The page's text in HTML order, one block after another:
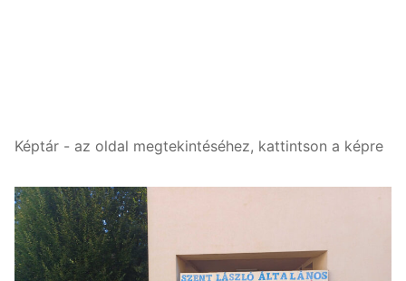
Képtár - az oldal megtekintéséhez, kattintson a képre